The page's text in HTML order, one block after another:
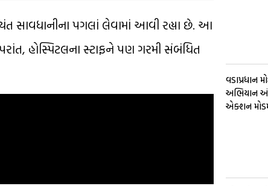
સાવધાનીના પગલાં લેવામાં આવી રહ્યા છે. આ
હોસ્પિટલના સ્ટાફને પણ ગરમી સંબંધિત
વડાપ્રધાન
અભિયાન
એક્શન